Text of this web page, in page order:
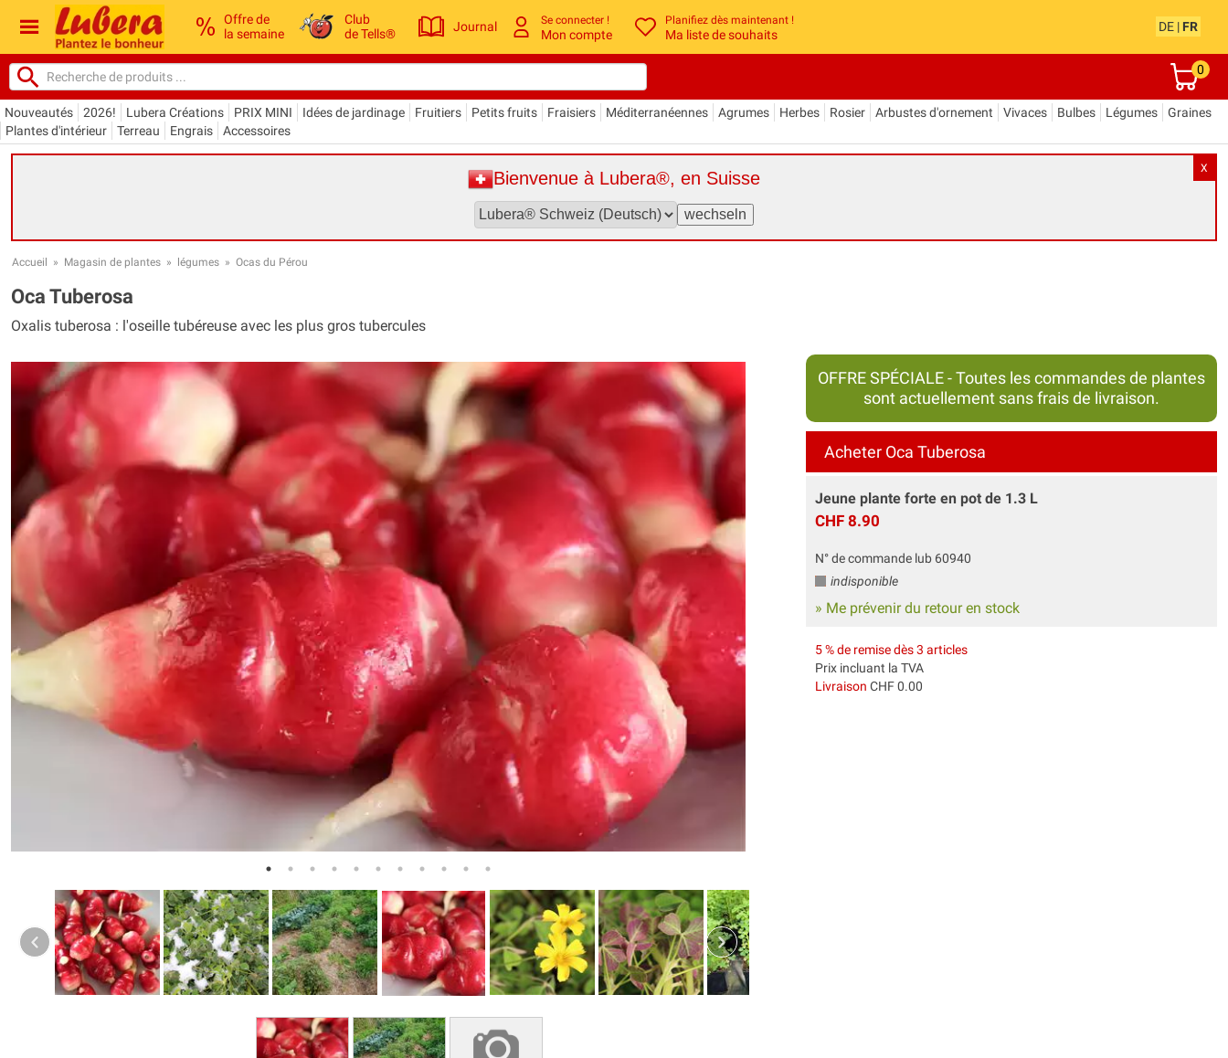
Offre de
la semaine
Club
de Tells®
Journal Se connecter !
Mon compte
Planifiez dès maintenant !
Ma liste de souhaits
DE | FR
0
Nouveautés 2026! Lubera Créations PRIX MINI Idées de jardinage Fruitiers Petits fruits Fraisiers Méditerranéennes Agrumes Herbes Rosier Arbustes d'ornement Vivaces Bulbes Légumes
Graines
Plantes d'intérieur
Terreau Engrais Accessoires
X
Bienvenue à Lubera®, en Suisse
Accueil » Magasin de plantes » légumes » Ocas du Pérou
Oca Tuberosa
Oxalis tuberosa : l'oseille tubéreuse avec les plus gros tubercules
OFFRE SPÉCIALE - Toutes les commandes de plantes
sont actuellement sans frais de livraison.
Acheter Oca Tuberosa
Jeune plante forte en pot de 1.3 L
CHF 8.90
N° de commande lub 60940
indisponible
» Me prévenir du retour en stock
5 % de remise dès 3 articles
Prix incluant la TVA
Livraison CHF 0.00